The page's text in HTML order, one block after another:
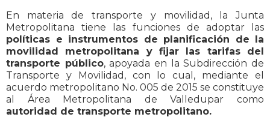
En materia de transporte y movilidad, la Junta
Metropolitana tiene las funciones de adoptar las
políticas e instrumentos de planificación de la
movilidad metropolitana y fijar las tarifas del
transporte público, apoyada en la Subdirección de
Transporte y Movilidad, con lo cual, mediante el
acuerdo metropolitano No. 005 de 2015 se constituye
al Área Metropolitana de Valledupar como
autoridad de transporte metropolitano.